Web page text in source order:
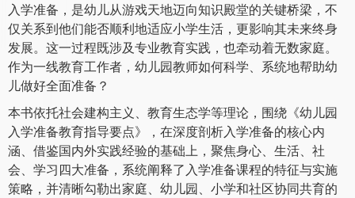
入学准备，是幼儿从游戏天地迈向知识殿堂的关键桥梁，不
仅关系到他们能否顺利地适应小学生活，更影响其未来终身
发展。这一过程既涉及专业教育实践，也牵动着无数家庭。
作为一线教育工作者，幼儿园教师如何科学、系统地帮助幼
儿做好全面准备？
本书依托社会建构主义、教育生态学等理论，围绕《幼儿园
入学准备教育指导要点》，在深度剖析入学准备的核心内
涵、借鉴国内外实践经验的基础上，聚焦身心、生活、社
会、学习四大准备，系统阐释了入学准备课程的特征与实施
策略，并清晰勾勒出家庭、幼儿园、小学和社区协同共育的